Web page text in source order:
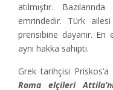
atılmıştır.
emrindedir. Türk
prensibine dayanır. En
aynı hakka sahipti.
Grek tarihçisi
Roma elçileri